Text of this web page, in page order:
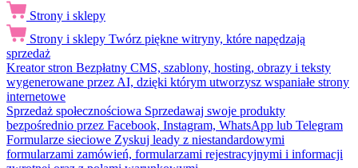
Strony i sklepy
Strony i sklepy Twórz piękne witryny, które napędzają
sprzedaż
Kreator stron Bezpłatny CMS, szablony, hosting, obrazy i teksty
wygenerowane przez AI, dzięki którym utworzysz wspaniałe strony
internetowe
Sprzedaż społecznościowa Sprzedawaj swoje produkty
bezpośrednio przez Facebook, Instagram, WhatsApp lub Telegram
Formularze sieciowe Zyskuj leady z niestandardowymi
formularzami zamówień, formularzami rejestracyjnymi i informacji